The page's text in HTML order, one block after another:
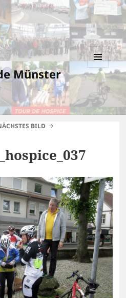
Münster
MENÜ
UND
WIDGETS
BILD